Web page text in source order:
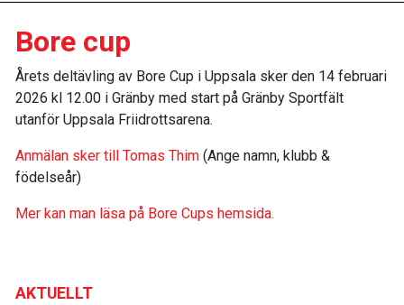
AKTUELLT
Bore cup
Årets deltävling av Bore Cup i Uppsala sker den 14 februari
2026 kl 12.00 i Gränby med start på Gränby Sportfält
utanför Uppsala Friidrottsarena.
Anmälan sker till Tomas Thim (Ange namn, klubb &
födelseår)
Mer kan man läsa på Bore Cups hemsida.